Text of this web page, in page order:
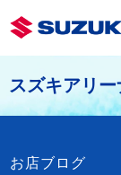
スズキアリ
お店ブログ